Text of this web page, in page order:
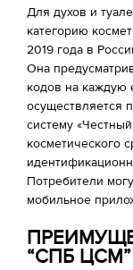
Для духов и
категорию
2019 года в
Она
кодов на каждую
осуществляется
систему
косметического
Потребители
мобильное
“СПБ ЦСМ”